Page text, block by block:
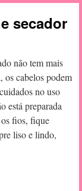
secador
não tem mais
os cabelos podem
no uso
está preparada
os fios, fique
liso e lindo,